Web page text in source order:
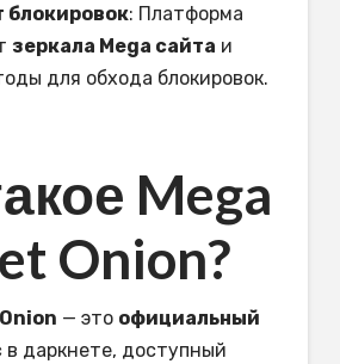
блокировок: Платформа
зеркала Mega сайта и
для обхода блокировок.
Mega
Onion?
— это официальный
в даркнете, доступный